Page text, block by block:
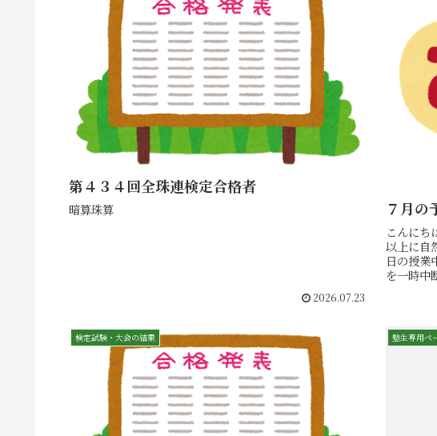
第４３４回全珠連検定合格者
暗算珠算
2026.07.23
７月の
こんにち
以上に自
日の授業
を一時中
検定試験・大会の結果 塾生専用ペ